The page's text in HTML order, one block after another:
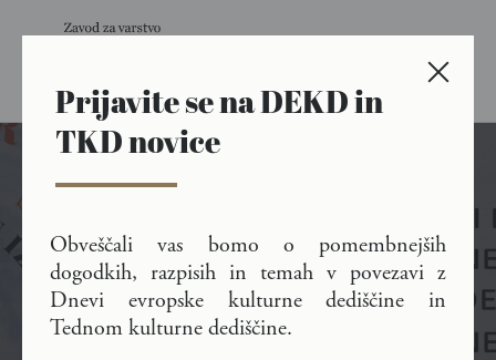
Skip to main content
Dnevi evropske kulturne
dediščine in Teden
kulturne dediščine
Prijavite se na DEKD in
TKD novice
Obveščali vas bomo o pomembnejših
dogodkih, razpisih in temah v povezavi z
Dnevi evropske kulturne dediščine in
Tednom kulturne dediščine.